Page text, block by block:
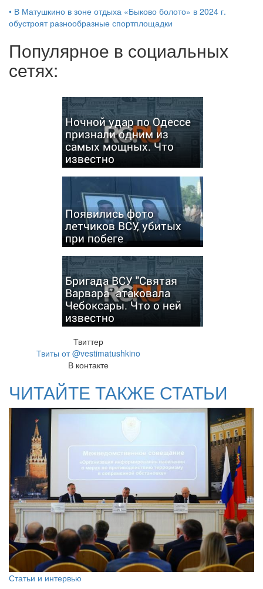
• В Матушкино в зоне отдыха «Быково болото» в 2024 г.
обустроят разнообразные спортплощадки
Популярное в социальных
сетях:
Ночной удар по Одессе
признали одним из
самых мощных. Что
известно
Появились фото
летчиков ВСУ, убитых
при побеге
Бригада ВСУ "Святая
Варвара" атаковала
Чебоксары. Что о ней
известно
Твиттер
Твиты от @vestimatushkino
В контакте
ЧИТАЙТЕ ТАКЖЕ СТАТЬИ
Статьи и интервью